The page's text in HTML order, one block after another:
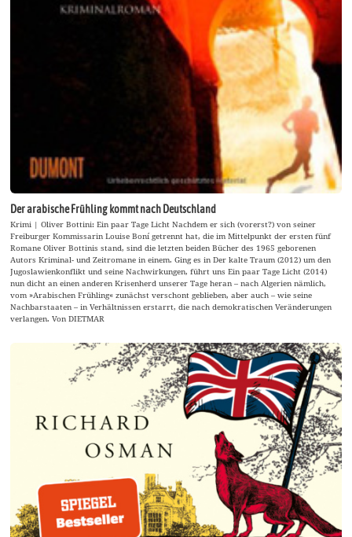
Der arabische Frühling kommt nach Deutschland
Krimi | Oliver Bottini: Ein paar Tage Licht Nachdem er sich (vorerst?) von seiner
Freiburger Kommissarin Louise Boní getrennt hat, die im Mittelpunkt der ersten fünf
Romane Oliver Bottinis stand, sind die letzten beiden Bücher des 1965 geborenen
Autors Kriminal- und Zeitromane in einem. Ging es in Der kalte Traum (2012) um den
Jugoslawienkonflikt und seine Nachwirkungen, führt uns Ein paar Tage Licht (2014)
nun dicht an einen anderen Krisenherd unserer Tage heran – nach Algerien nämlich,
vom »Arabischen Frühling« zunächst verschont geblieben, aber auch – wie seine
Nachbarstaaten – in Verhältnissen erstarrt, die nach demokratischen Veränderungen
verlangen. Von DIETMAR